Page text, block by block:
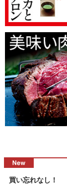
買い忘れなし！